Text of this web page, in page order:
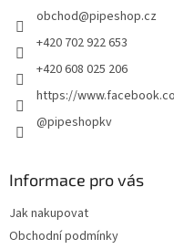
obchod@pipeshop.cz
+420 702 922 653
+420 608 025 206
https://
@pipeshopkv
Informace pro vás
Jak nakupovat
Obchodní podmínky